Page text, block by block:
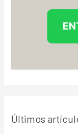
Últimos